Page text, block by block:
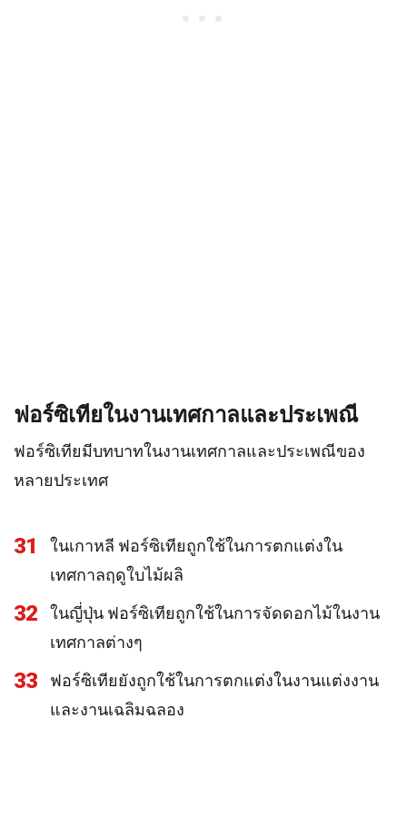
ฟอร์ซิเทียในงานเทศกาลและประเพณี
ฟอร์ซิเทียมีบทบาทในงานเทศกาลและประเพณีของ
หลายประเทศ
31
ในเกาหลี ฟอร์ซิเทียถูกใช้ในการตกแต่งใน
เทศกาลฤดูใบไม้ผลิ
32
ในญี่ปุ่น ฟอร์ซิเทียถูกใช้ในการจัดดอกไม้ในงาน
เทศกาลต่างๆ
33
ฟอร์ซิเทียยังถูกใช้ในการตกแต่งในงานแต่งงาน
และงานเฉลิมฉลอง